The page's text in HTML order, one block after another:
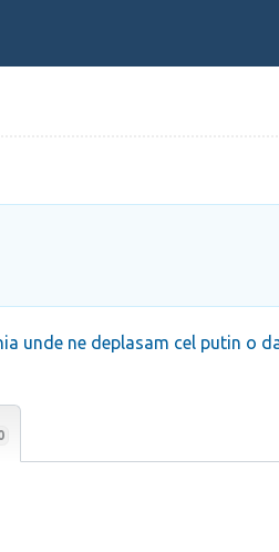
unde ne deplasam cel putin o